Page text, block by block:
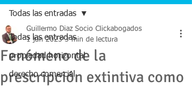
Todas las entradas
propiedad horizontal
derecho comercial
Todas las entradas
Fenómeno de la
prescripción extintiva como
Guillermo Diaz Socio Clickabogados
1 jun 2023 3 min de lectura